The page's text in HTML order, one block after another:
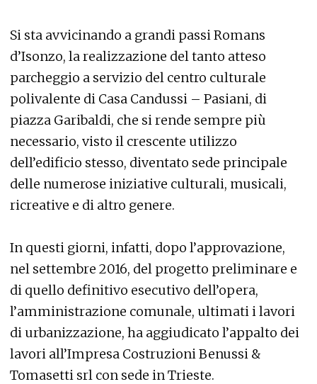
Si sta avvicinando a grandi passi Romans
d’Isonzo, la realizzazione del tanto atteso
parcheggio a servizio del centro culturale
polivalente di Casa Candussi – Pasiani, di
piazza Garibaldi, che si rende sempre più
necessario, visto il crescente utilizzo
dell’edificio stesso, diventato sede principale
delle numerose iniziative culturali, musicali,
ricreative e di altro genere.
In questi giorni, infatti, dopo l’approvazione,
nel settembre 2016, del progetto preliminare e
di quello definitivo esecutivo dell’opera,
l’amministrazione comunale, ultimati i lavori
di urbanizzazione, ha aggiudicato l’appalto dei
lavori all’Impresa Costruzioni Benussi &
Tomasetti srl con sede in Trieste.